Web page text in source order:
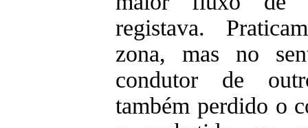
registava.
zona, mas no
condutor de
também perdido o